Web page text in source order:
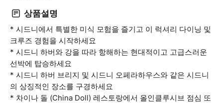
상품설명
* 시드니에서 특별한 미식 모험을 즐기고 이 럭셔리 다이닝 및
크루즈 경험을 시작하세요
* 시드니 하버와 강을 따라 항해하는 현대적이고 고급스러운
선박에 탑승하세요
* 시드니 하버 브리지 및 시드니 오페라하우스와 같은 시드니
의 상징적인 장소를 구경하세요
* 차이나 돌 (China Doll) 레스토랑에서 올인클루시브 점심 또